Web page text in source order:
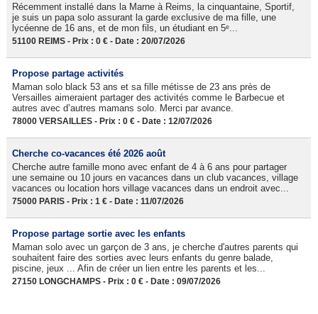
Récemment installé dans la Marne à Reims, la cinquantaine, Sportif,
je suis un papa solo assurant la garde exclusive de ma fille, une
lycéenne de 16 ans, et de mon fils, un étudiant en 5ᵉ...
51100 REIMS - Prix : 0 € - Date : 20/07/2026
Propose partage activités
Maman solo black 53 ans et sa fille métisse de 23 ans près de
Versailles aimeraient partager des activités comme le Barbecue et
autres avec d’autres mamans solo. Merci par avance.
78000 VERSAILLES - Prix : 0 € - Date : 12/07/2026
Cherche co-vacances été 2026 août
Cherche autre famille mono avec enfant de 4 à 6 ans pour partager
une semaine ou 10 jours en vacances dans un club vacances, village
vacances ou location hors village vacances dans un endroit avec...
75000 PARIS - Prix : 1 € - Date : 11/07/2026
Propose partage sortie avec les enfants
Maman solo avec un garçon de 3 ans, je cherche d'autres parents qui
souhaitent faire des sorties avec leurs enfants du genre balade,
piscine, jeux ... Afin de créer un lien entre les parents et les...
27150 LONGCHAMPS - Prix : 0 € - Date : 09/07/2026